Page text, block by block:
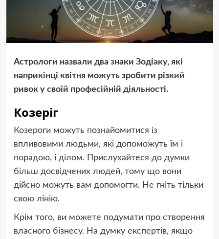
Астрологи назвали два знаки Зодіаку, які
наприкінці квітня можуть зробити різкий
ривок у своїй професійній діяльності.
Козеріг
Козероги можуть познайомитися із
впливовими людьми, які допоможуть їм і
порадою, і ділом. Прислухайтеся до думки
більш досвідчених людей, тому що вони
дійсно можуть вам допомогти. Не гніть тільки
свою лінію.
Крім того, ви можете подумати про створення
власного бізнесу. На думку експертів, якщо